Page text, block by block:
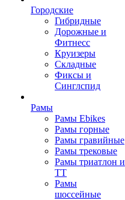
Городские
Гибридные
Дорожные и
Фитнесс
Круизеры
Складные
Фиксы и
Синглспид
Рамы
Рамы Ebikes
Рамы горные
Рамы гравийные
Рамы трековые
Рамы триатлон и
ТТ
Рамы
шоссейные